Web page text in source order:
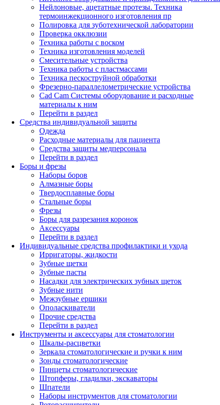
Нейлоновые, ацетатные протезы. Техника
термоинжекционного изготовления пр
Полировка для зуботехнической лаборатории
Проверка окклюзии
Техника работы с воском
Техника изготовления моделей
Смесительные устройства
Техника работы с пластмассами
Техника пескоструйной обработки
Фрезерно-параллелометрические устройства
Cad Cam Системы оборудование и расходные
материалы к ним
Перейти в раздел
Средства индивидуальной защиты
Одежда
Расходные материалы для пациента
Средства защиты медперсонала
Перейти в раздел
Боры и фрезы
Наборы боров
Алмазные боры
Твердосплавные боры
Стальные боры
Фрезы
Боры для разрезания коронок
Аксессуары
Перейти в раздел
Индивидуальные средства профилактики и ухода
Ирригаторы, жидкости
Зубные щетки
Зубные пасты
Насадки для электрических зубных щеток
Зубные нити
Межзубные ершики
Ополаскиватели
Прочие средства
Перейти в раздел
Инструменты и аксессуары для стоматологии
Шкалы-расцветки
Зеркала стоматологические и ручки к ним
Зонды стоматологические
Пинцеты стоматологические
Штопферы, гладилки, экскаваторы
Шпатели
Наборы инструментов для стоматологии